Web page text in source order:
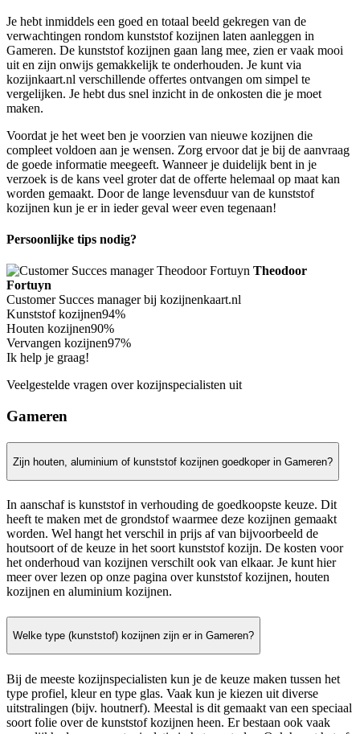
Je hebt inmiddels een goed en totaal beeld gekregen van de
verwachtingen rondom kunststof kozijnen laten aanleggen in
Gameren. De kunststof kozijnen gaan lang mee, zien er vaak mooi
uit en zijn onwijs gemakkelijk te onderhouden. Je kunt via
kozijnkaart.nl verschillende offertes ontvangen om simpel te
vergelijken. Je hebt dus snel inzicht in de onkosten die je moet
maken.
Voordat je het weet ben je voorzien van nieuwe kozijnen die
compleet voldoen aan je wensen. Zorg ervoor dat je bij de aanvraag
de goede informatie meegeeft. Wanneer je duidelijk bent in je
verzoek is de kans veel groter dat de offerte helemaal op maat kan
worden gemaakt. Door de lange levensduur van de kunststof
kozijnen kun je er in ieder geval weer even tegenaan!
Persoonlijke tips nodig?
Theodoor
Fortuyn
Customer Succes manager bij kozijnenkaart.nl
Kunststof kozijnen94%
Houten kozijnen90%
Vervangen kozijnen97%
Ik help je graag!
Veelgestelde vragen over kozijnspecialisten uit
Gameren
Zijn houten, aluminium of kunststof kozijnen goedkoper in Gameren?
In aanschaf is kunststof in verhouding de goedkoopste keuze. Dit
heeft te maken met de grondstof waarmee deze kozijnen gemaakt
worden. Wel hangt het verschil in prijs af van bijvoorbeeld de
houtsoort of de keuze in het soort kunststof kozijn. De kosten voor
het onderhoud van kozijnen verschilt ook van elkaar. Je kunt hier
meer over lezen op onze pagina over kunststof kozijnen, houten
kozijnen en aluminium kozijnen.
Welke type (kunststof) kozijnen zijn er in Gameren?
Bij de meeste kozijnspecialisten kun je de keuze maken tussen het
type profiel, kleur en type glas. Vaak kun je kiezen uit diverse
uitstralingen (bijv. houtnerf). Meestal is dit gemaakt van een speciaal
soort folie over de kunststof kozijnen heen. Er bestaan ook vaak